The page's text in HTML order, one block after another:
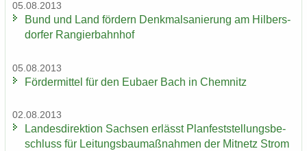
05.08.2013
Bund und Land för­dern Denk­mal­sa­nie­rung am Hil­bers­
dor­fer Ran­gier­bahn­hof
05.08.2013
För­der­mit­tel für den Eu­ba­er Bach in Chem­nitz
02.08.2013
Lan­des­di­rek­ti­on Sach­sen er­lässt Plan­fest­stel­lungs­be­
schluss für Lei­tungs­bau­maß­nah­men der Mit­netz Strom